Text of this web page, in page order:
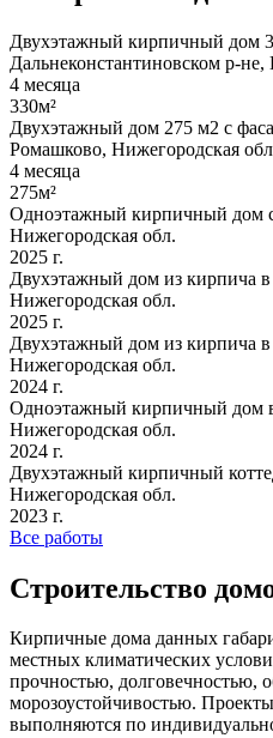
Двухэтажный кирпичный дом
Дальнеконстантиновском р-
4 месяца
330м²
Двухэтажный дом 275 м2 с
Ромашково, Нижегородская
4 месяца
275м²
Одноэтажный кирпичный дом
Нижегородская обл.
2025 г.
Двухэтажный дом из кирпича
Нижегородская обл.
2025 г.
Двухэтажный дом из кирпича в
Нижегородская обл.
2024 г.
Одноэтажный кирпичный дом
Нижегородская обл.
2024 г.
Двухэтажный кирпичный
Нижегородская обл.
2023 г.
Все работы
Строительство
Кирпичные дома данных
местных климатических
прочностью, долговечностью,
морозоустойчивостью.
выполняются по